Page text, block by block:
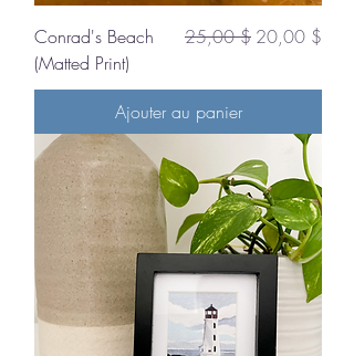
Conrad's Beach
(Matted Print)
Prix original
25,00 $ Prix
20,00 $
Ajouter au panier